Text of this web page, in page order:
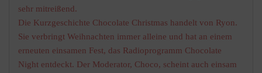
sehr mitreißend.
Die Kurzgeschichte Chocolate Christmas handelt von Ryon.
Sie verbringt Weihnachten immer alleine und hat an einem
erneuten einsamen Fest, das Radioprogramm Chocolate
Night entdeckt. Der Moderator, Choco, scheint auch einsam